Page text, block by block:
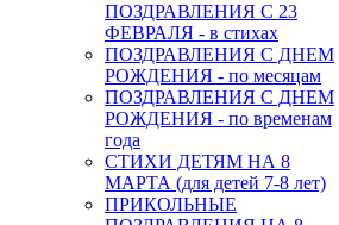
ПОЗДРАВЛЕНИЯ С 23
ФЕВРАЛЯ - в стихах
ПОЗДРАВЛЕНИЯ С ДНЕМ
РОЖДЕНИЯ - по месяцам
ПОЗДРАВЛЕНИЯ С ДНЕМ
РОЖДЕНИЯ - по временам
года
СТИХИ ДЕТЯМ НА 8
МАРТА (для детей 7-8 лет)
ПРИКОЛЬНЫЕ